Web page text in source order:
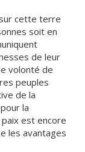
cette terre
soit en
de leur
volonté de
peuples
de la
la
est encore
les avantages